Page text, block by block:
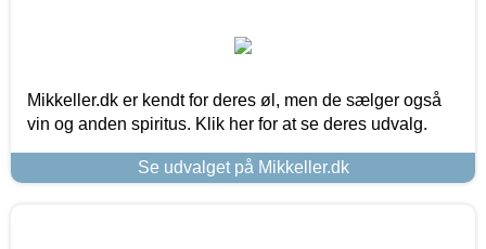
Mikkeller.dk er kendt for deres øl, men de sælger også
vin og anden spiritus. Klik her for at se deres udvalg.
Se udvalget på Mikkeller.dk